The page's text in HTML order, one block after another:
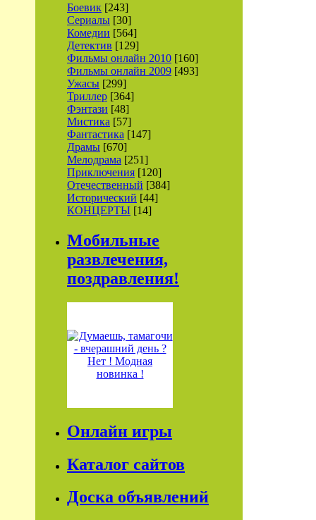
Боевик [243]
Сериалы [30]
Комедии [564]
Детектив [129]
Фильмы онлайн 2010 [160]
Фильмы онлайн 2009 [493]
Ужасы [299]
Триллер [364]
Фэнтази [48]
Мистика [57]
Фантастика [147]
Драмы [670]
Мелодрама [251]
Приключения [120]
Отечественный [384]
Исторический [44]
КОНЦЕРТЫ [14]
Мобильные
развлечения,
поздравления!
Онлайн игры
Каталог сайтов
Доска объявлений